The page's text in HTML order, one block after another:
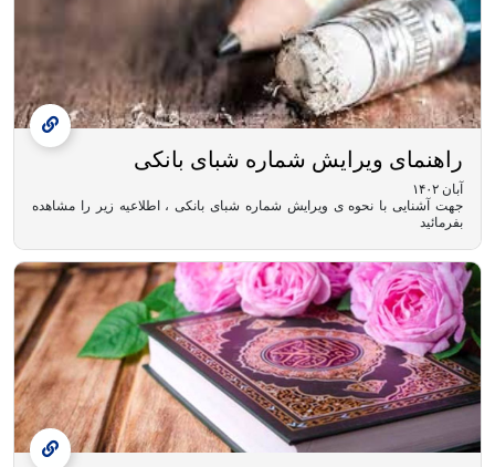
راهنمای ویرایش شماره شبای بانکی
آبان ۱۴۰۲
جهت آشنایی با نحوه ی ویرایش شماره شبای بانکی ، اطلاعیه زیر را مشاهده
بفرمائید